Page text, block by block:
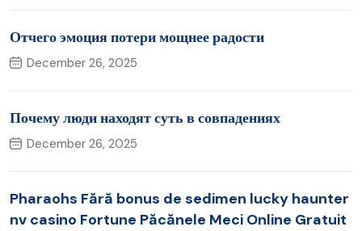
Отчего эмоция потери мощнее радости
December 26, 2025
Почему люди находят суть в совпадениях
December 26, 2025
Pharaohs Fără bonus de sedimen lucky haunter
nv casino Fortune Păcănele Meci Online Gratuit